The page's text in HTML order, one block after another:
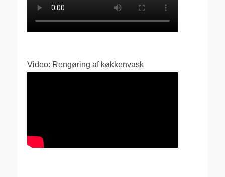
Video: Rengøring af køkkenvask